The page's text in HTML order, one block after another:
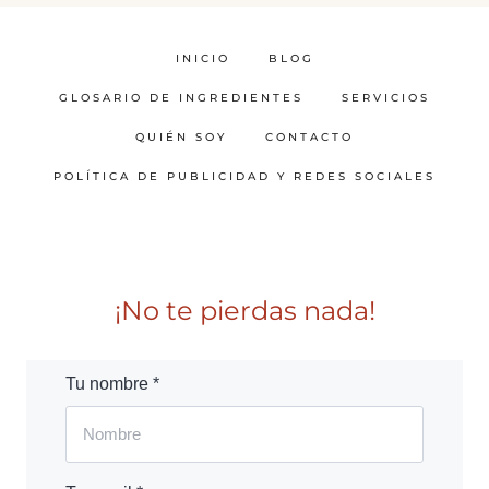
INICIO BLOG
GLOSARIO DE INGREDIENTES SERVICIOS
QUIÉN SOY CONTACTO
POLÍTICA DE PUBLICIDAD Y REDES SOCIALES
¡No te pierdas nada!
Tu nombre *